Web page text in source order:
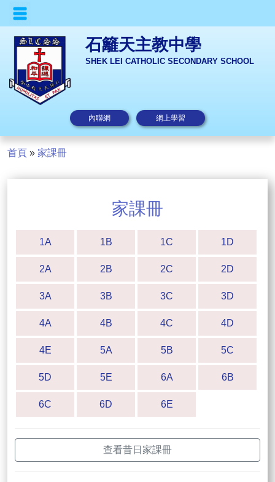
石籬天主教中學
SHEK LEI CATHOLIC SECONDARY SCHOOL
內聯網 網上學習
首頁 » 家課冊
家課冊
1A 1B 1C 1D
2A 2B 2C 2D
3A 3B 3C 3D
4A 4B 4C 4D
4E 5A 5B 5C
5D 5E 6A 6B
6C 6D 6E
查看昔日家課冊